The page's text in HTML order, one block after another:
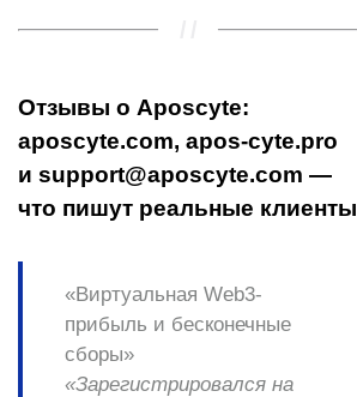
Отзывы о Aposcyte:
aposcyte.com, apos-cyte.pro
и support@aposcyte.com —
что пишут реальные клиенты
«Виртуальная Web3-
прибыль и бесконечные
сборы»
«Зарегистрировался на